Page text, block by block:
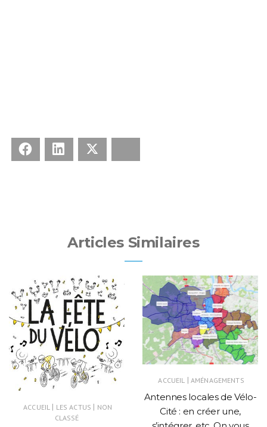
Facebook LinkedIn
Articles Similaires
ACCUEIL | LES ACTUS | NON
CLASSÉ
ACCUEIL | AMÉNAGEMENTS
Antennes locales de Vélo-
Cité : en créer une,